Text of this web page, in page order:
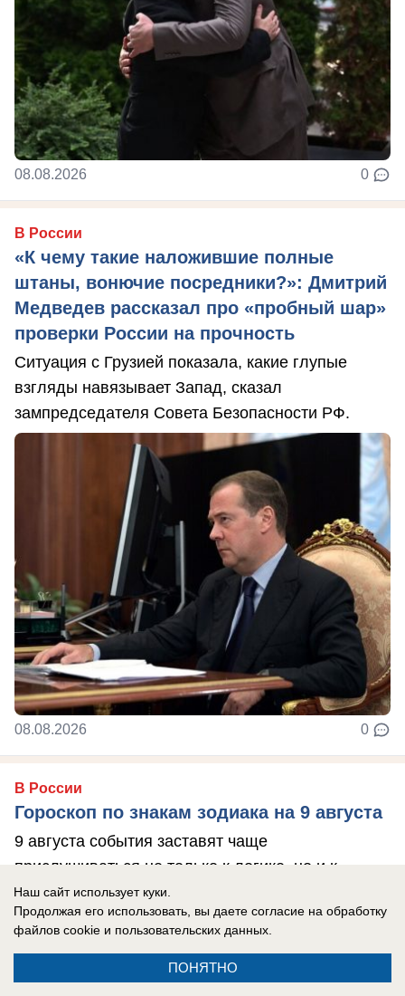
08.08.2026 0
В России
«К чему такие наложившие полные
штаны, вонючие посредники?»: Дмитрий
Медведев рассказал про «пробный шар»
проверки России на прочность
Ситуация с Грузией показала, какие глупые
взгляды навязывает Запад, сказал
зампредседателя Совета Безопасности РФ.
08.08.2026 0
В России
Гороскоп по знакам зодиака на 9 августа
9 августа события заставят чаще
прислушиваться не только к логике, но и к
собственным ощущениям. Убывающая Луна
располагает к ...
Наш сайт использует куки.
Продолжая его использовать, вы даете согласие на обработку
файлов cookie и пользовательских данных.
ПОНЯТНО